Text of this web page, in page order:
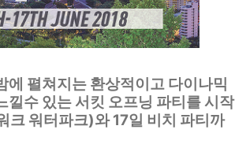
에 펼쳐지는 환상적이고 다이나믹
낄수 있는 서킷 오프닝 파티를 시작
크 워터파크)와 17일 비치 파티까